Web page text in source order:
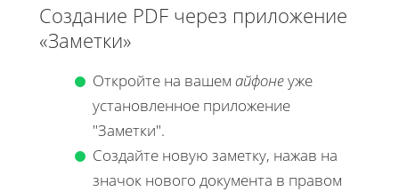
Создание PDF через приложение
«Заметки»
Откройте на вашем айфонеуже
установленное приложение
"Заметки".
Создайте новую заметку, нажав на
значок нового документа в правом